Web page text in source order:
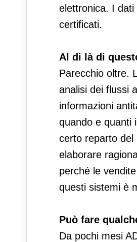
elettronica. I
certificati.
Al di là di
Parecchio oltre.
analisi dei flussi
informazioni
quando e quanti
certo reparto del
elaborare
perché le
questi sistemi è
Può fare
Da pochi mesi